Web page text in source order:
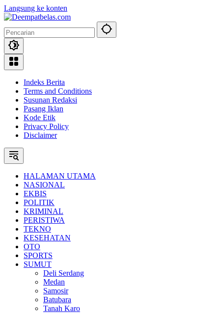
Langsung ke konten
Indeks Berita
Terms and Conditions
Susunan Redaksi
Pasang Iklan
Kode Etik
Privacy Policy
Disclaimer
HALAMAN UTAMA
NASIONAL
EKBIS
POLITIK
KRIMINAL
PERISTIWA
TEKNO
KESEHATAN
OTO
SPORTS
SUMUT
Deli Serdang
Medan
Samosir
Batubara
Tanah Karo